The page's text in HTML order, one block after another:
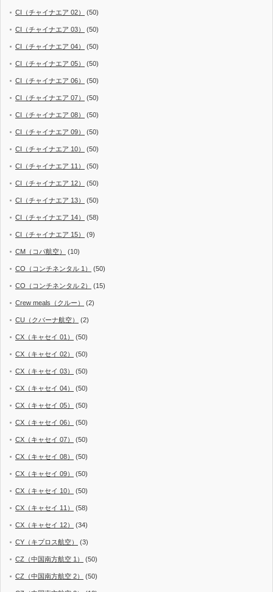
CI（チャイナエア 02） (50)
CI（チャイナエア 03） (50)
CI（チャイナエア 04） (50)
CI（チャイナエア 05） (50)
CI（チャイナエア 06） (50)
CI（チャイナエア 07） (50)
CI（チャイナエア 08） (50)
CI（チャイナエア 09） (50)
CI（チャイナエア 10） (50)
CI（チャイナエア 11） (50)
CI（チャイナエア 12） (50)
CI（チャイナエア 13） (50)
CI（チャイナエア 14） (58)
CI（チャイナエア 15） (9)
CM（コパ航空） (10)
CO（コンチネンタル 1） (50)
CO（コンチネンタル 2） (15)
Crew meals（クルー） (2)
CU（クバーナ航空） (2)
CX（キャセイ 01） (50)
CX（キャセイ 02） (50)
CX（キャセイ 03） (50)
CX（キャセイ 04） (50)
CX（キャセイ 05） (50)
CX（キャセイ 06） (50)
CX（キャセイ 07） (50)
CX（キャセイ 08） (50)
CX（キャセイ 09） (50)
CX（キャセイ 10） (50)
CX（キャセイ 11） (58)
CX（キャセイ 12） (34)
CY（キプロス航空） (3)
CZ（中国南方航空 1） (50)
CZ（中国南方航空 2） (50)